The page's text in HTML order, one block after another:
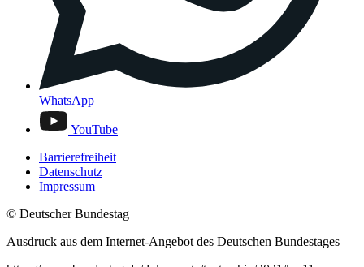
WhatsApp
YouTube
Barrierefreiheit
Datenschutz
Impressum
© Deutscher Bundestag
Ausdruck aus dem Internet-Angebot des Deutschen Bundestages